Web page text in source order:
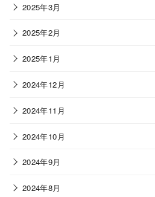
2025年3月
2025年2月
2025年1月
2024年12月
2024年11月
2024年10月
2024年9月
2024年8月